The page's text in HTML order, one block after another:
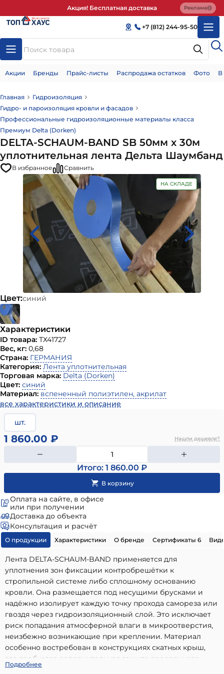
Акция! Бесплатная доставка Реклама
+7 (812) 244-95-50
Акции Бренды Прайс-листы Распродажа остатков Фото
Главная
Гидроизоляция
Гидро- и пароизоляция кровли и фасадов
Профессиональные гидроизоляционные материалы класса
Премиум Delta (Dorken)
DELTA-SCHAUM-BAND SB 50мм х 30м
уплотнительная лента Дельта Шаумбанд
В избранное Сравнить
НА СКЛАДЕ
Цвет:синий
Характеристики
ID товара: ТХ41727
Вес, кг: 0,68
Страна: ГЕРМАНИЯ
Категория: Лента уплотнительная
Торговая марка: Delta (Dorken)
Цвет: синий
Материал: вспененный полиэтилен, акрилат
все характеристики и описание
шт.
1 860.00 ₽ Нашли дешевле?
Итого: 1 860.00 ₽
Оплата на сайте, в офисе
или при получении
Доставка до объекта
Консультация и расчёт
О продукции Характеристики О бренде Сертификаты 6
Лента DELTA-SCHAUM-BAND применяется для
уплотнения зон фиксации контробрешётки к
стропильной системе либо сплошному основанию
кровли. Она размещается под несущими брусками и
надёжно изолирует каждую точку прохода самореза или
гвоздя через гидроизоляционный слой. Это исключает
риск попадания атмосферной влаги в микроотверстия,
неизбежно возникающие при креплении. Материал
особенно востребован в конструкциях скатных крыш,
где требуется дополнительная защита деревянного
каркаса и теплоизоляции от намокания во время
DELTA-SCHAUM-BAND SB 50мм х 30м уплотнительная
Подробнее